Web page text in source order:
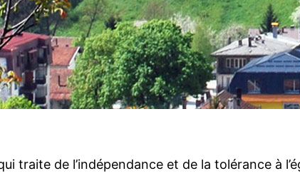
traite de l’indépendance et de la tolérance à